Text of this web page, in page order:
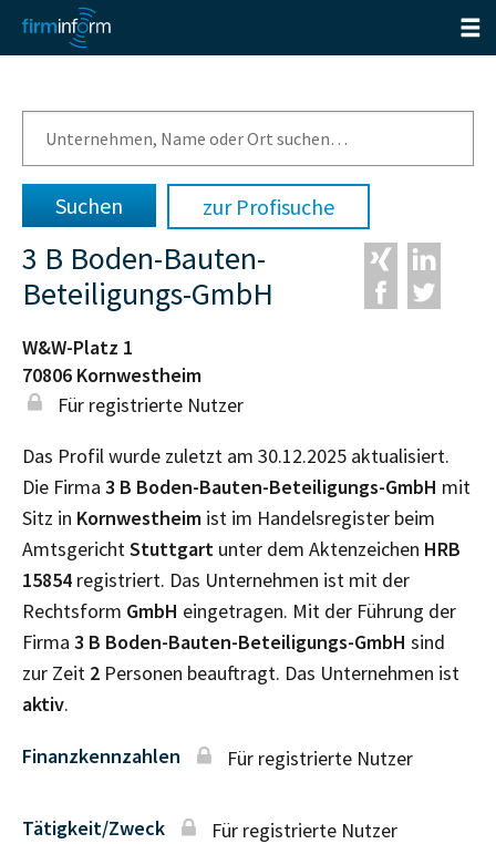
zur Profisuche
3 B Boden-Bauten-
Beteiligungs-GmbH
W&W-Platz 1
70806 Kornwestheim
Für registrierte Nutzer
Das Profil wurde zuletzt am 30.12.2025 aktualisiert.
Die Firma 3 B Boden-Bauten-Beteiligungs-GmbH mit
Sitz in Kornwestheim ist im Handelsregister beim
AmtsgerichtStuttgart unter dem Aktenzeichen HRB
15854 registriert. Das Unternehmen ist mit der
Rechtsform GmbH eingetragen. Mit der Führung der
Firma 3 B Boden-Bauten-Beteiligungs-GmbH sind
zur Zeit 2 Personen beauftragt. Das Unternehmen ist
aktiv.
Finanzkennzahlen Für registrierte Nutzer
Tätigkeit/Zweck Für registrierte Nutzer